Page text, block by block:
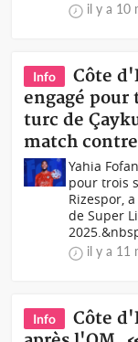
il y a 10
Info
Côte
engagé pour
turc de
match
Yahia
pour trois
Rizespor,
de Super
il y a 11
Info
Côte